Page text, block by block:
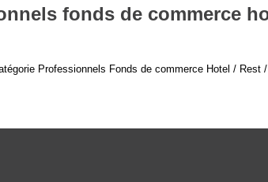
fonds de commerce
Professionnels Fonds de commerce Hotel /